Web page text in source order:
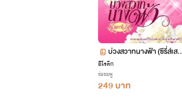
บ่วงสวาทนางฟ้า (ซีรี่ส์เสน่
หาเริงไฟ ลำดับที่ 3)
อีโรติก
ช่อชมพู
249 บาท